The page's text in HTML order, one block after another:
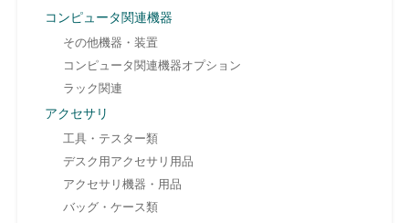
コンピュータ関連機器
その他機器・装置
コンピュータ関連機器オプション
ラック関連
アクセサリ
工具・テスター類
デスク用アクセサリ用品
アクセサリ機器・用品
バッグ・ケース類